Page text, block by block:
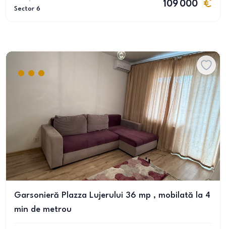
Sector 6
109 000
Garsonieră Plazza Lujerului 36 mp , mobilată la 4
min de metrou